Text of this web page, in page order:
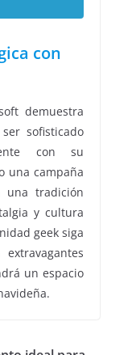
con
demuestra
sofisticado
con su
una campaña
una tradición
y cultura
geek siga
un espacio